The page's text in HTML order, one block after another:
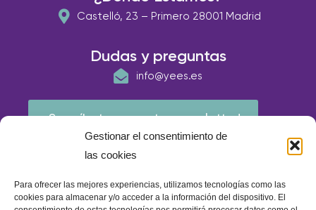
Gestionar el consentimiento de
las cookies
Para ofrecer las mejores experiencias, utilizamos tecnologías como las
cookies para almacenar y/o acceder a la información del dispositivo. El
Castelló, 23 – Primero 28001 Madrid
Dudas y preguntas
info@yees.es
¡Suscríbete a nuestra newsletter!